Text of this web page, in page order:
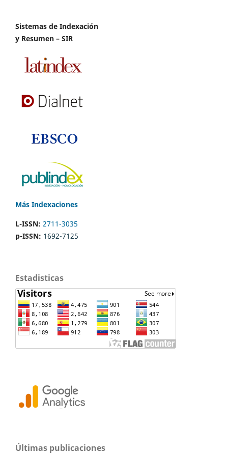
Sistemas de Indexación
y Resumen – SIR
Más Indexaciones
L-ISSN: 2711-3035
p-ISSN: 1692-7125
Estadisticas
Últimas publicaciones